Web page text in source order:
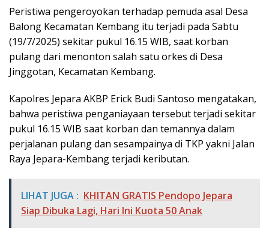
Peristiwa pengeroyokan terhadap pemuda asal Desa
Balong Kecamatan Kembang itu terjadi pada Sabtu
(19/7/2025) sekitar pukul 16.15 WIB, saat korban
pulang dari menonton salah satu orkes di Desa
Jinggotan, Kecamatan Kembang.
Kapolres Jepara AKBP Erick Budi Santoso mengatakan,
bahwa peristiwa penganiayaan tersebut terjadi sekitar
pukul 16.15 WIB saat korban dan temannya dalam
perjalanan pulang dan sesampainya di TKP yakni Jalan
Raya Jepara-Kembang terjadi keributan.
LIHAT JUGA : KHITAN GRATIS Pendopo Jepara
Siap Dibuka Lagi, Hari Ini Kuota 50 Anak